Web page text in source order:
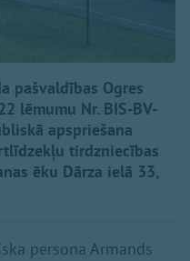
pašvaldības Ogres
lēmumu Nr. BIS-BV-
apspriešana
tirdzniecības
ēku Dārza ielā 33,
persona Armands